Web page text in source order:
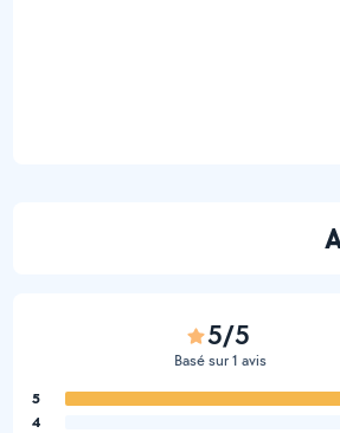
5/5
Basé sur 1 avis
5
4